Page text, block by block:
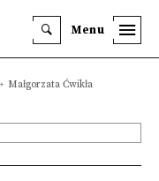
Menu
Małgorzata Ćwikła